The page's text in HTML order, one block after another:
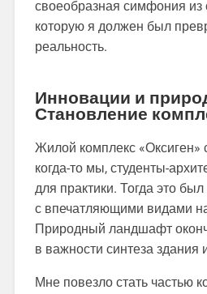
своеобразная симфония из
которую я должен был
реальность.
Инновации и
Становление
Жилой комплекс «Оксиген»
когда-то мы, студенты-
для практики. Тогда это
с впечатляющими видами
Природный ландшафт
в важности синтеза здания
Мне повезло стать частью